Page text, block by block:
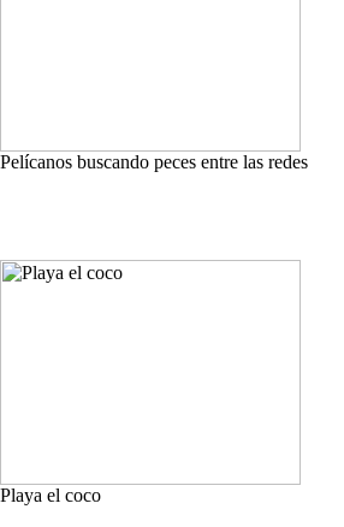
Pelícanos buscando peces entre las redes
Playa el coco